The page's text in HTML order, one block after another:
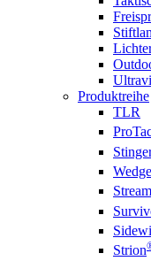
Produktreihe
TLR
Wedge
Stream
Strion